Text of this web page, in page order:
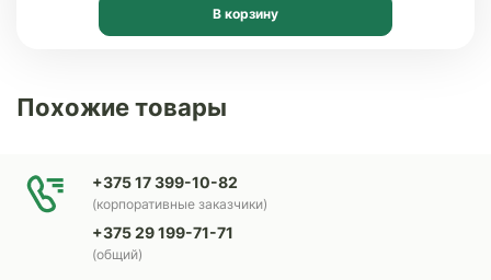
В корзину
Похожие товары
+375 17 399-10-82
(корпоративные заказчики)
+375 29 199-71-71
(общий)